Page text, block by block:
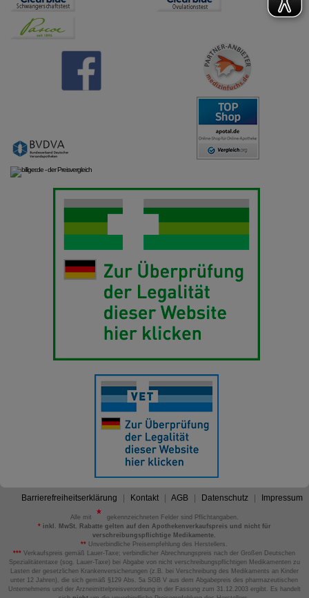
Barrierefreiheitserklärung Kontakt AGB Datenschutz Impressum
Alle mit
gekennzeichneten Felder sind Pflichtangaben.
*inkl. MwSt. Rabatte gelten auf den Apothekenverkaufspreis und nicht für
verschreibungspflichtige Medikamente.
** Unverbindliche Preisempfehlung des Herstellers.
*** Verkaufspreis gemäß Lauer-Taxe; verbindlicher Abrechnungspreis nach der Großen Deutschen
Spezialitätentaxe (sog. Lauer-Taxe) bei Abgabe von nicht verschreibungspflichtigen Medikamenten zu
Lasten der gesetzlichen Krankenversicherungen (z.B. bei Verschreibung des Medikaments an Kinder
unter 12 Jahren), die sich gemäß §129 Abs. 5a SGB V aus dem Abgabepreis des pharmazeutischen
Unternehmens und der Arzneimittelpreisverordnung in der Fassung zum 31.12.2003 ergibt. Es handelt